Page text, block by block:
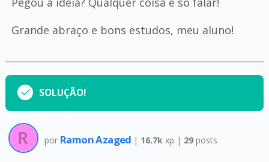
Grande abraço e bons estudos, meu aluno!
SOLUÇÃO!
por Ramon Azaged | 16.7k xp | 29 posts